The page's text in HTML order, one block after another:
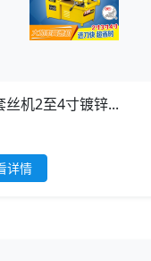
丝机2至4寸镀锌...
详情